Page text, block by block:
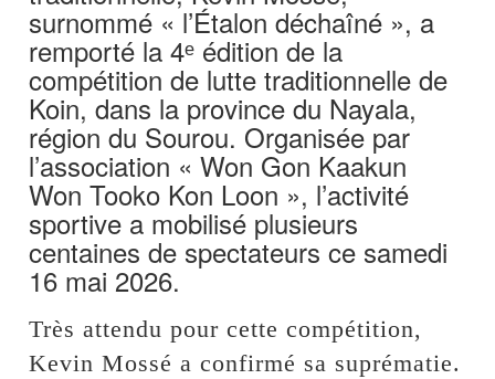
surnommé « l’Étalon déchaîné », a
remporté la 4ᵉ édition de la
compétition de lutte traditionnelle de
Koin, dans la province du Nayala,
région du Sourou. Organisée par
l’association « Won Gon Kaakun
Won Tooko Kon Loon », l’activité
sportive a mobilisé plusieurs
centaines de spectateurs ce samedi
16 mai 2026.
Très attendu pour cette compétition,
Kevin Mossé a confirmé sa suprématie.